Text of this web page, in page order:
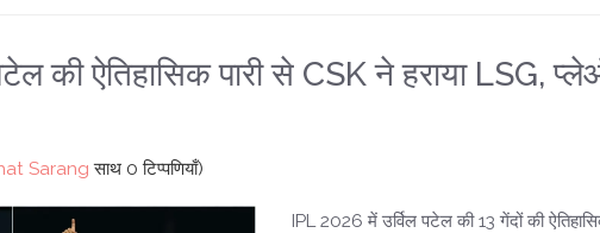
की ऐतिहासिक पारी से CSK ने हराया LSG,
Sarang साथ 0 टिप्पणियाँ)
IPL 2026 में उर्विल पटेल की 13 गेंदों की